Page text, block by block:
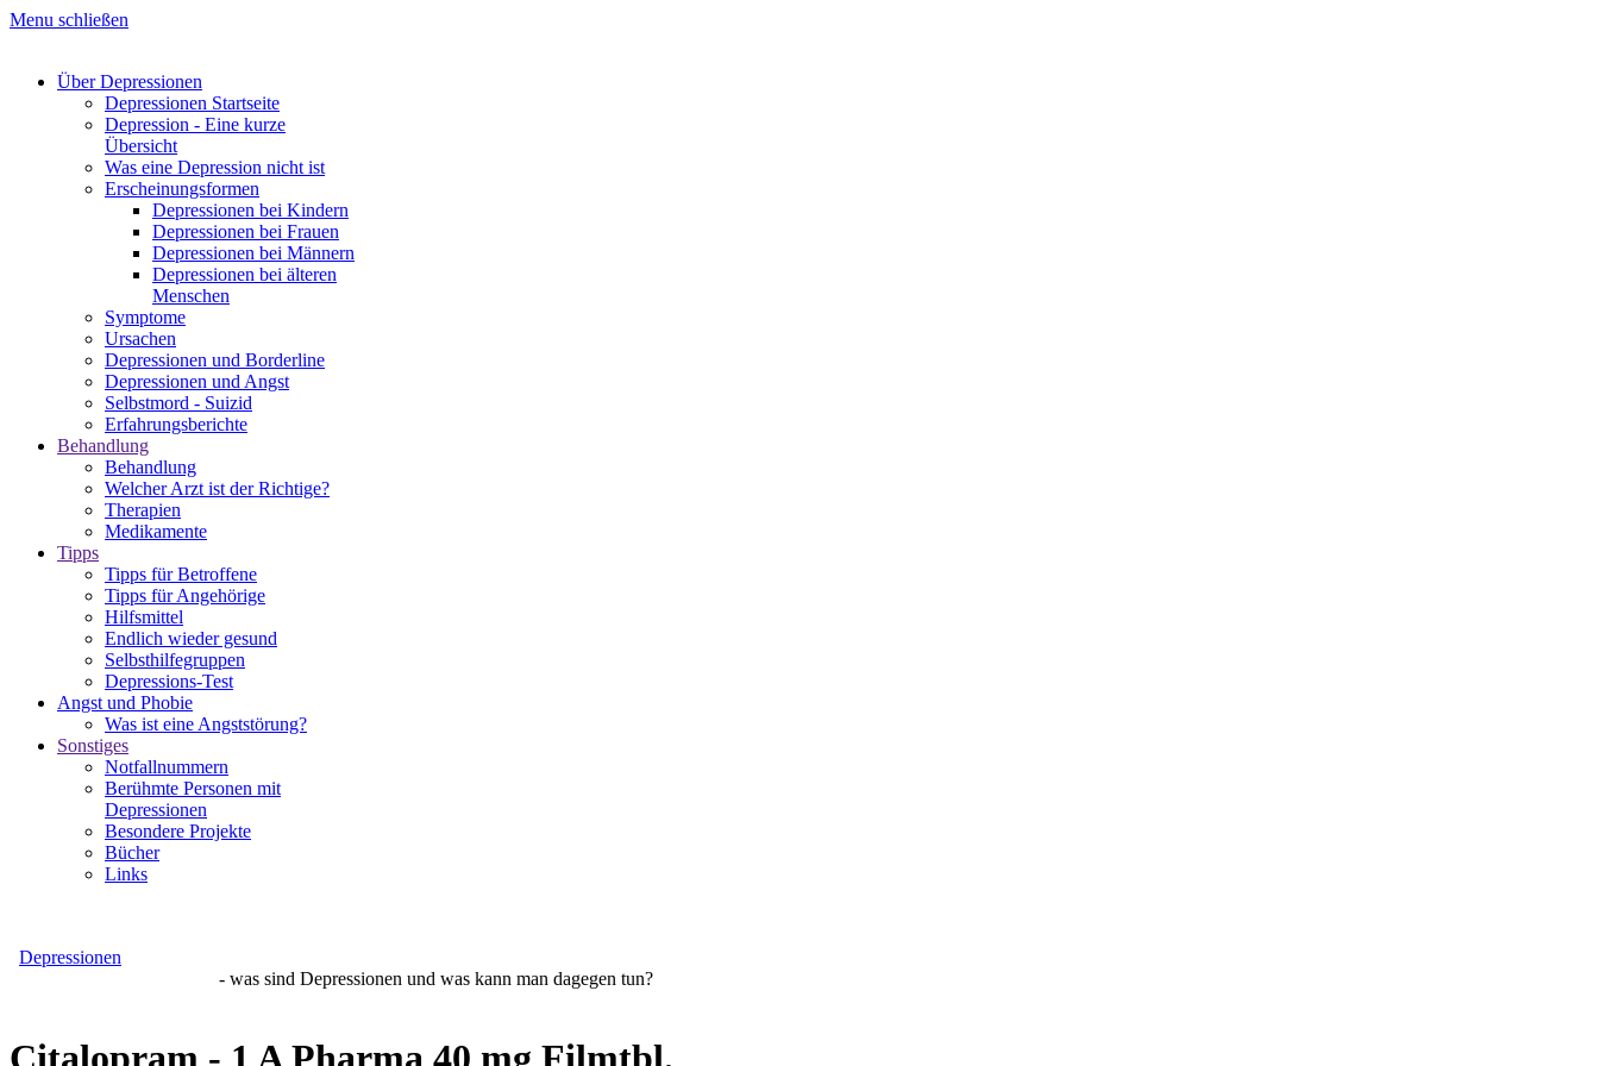
Menu schließen
Über Depressionen
Depressionen Startseite
Depression - Eine kurze
Übersicht
Was eine Depression nicht ist
Erscheinungsformen
Depressionen bei Kindern
Depressionen bei Frauen
Depressionen bei Männern
Depressionen bei älteren
Menschen
Symptome
Ursachen
Depressionen und Borderline
Depressionen und Angst
Selbstmord - Suizid
Erfahrungsberichte
Behandlung
Behandlung
Welcher Arzt ist der Richtige?
Therapien
Medikamente
Tipps
Tipps für Betroffene
Tipps für Angehörige
Hilfsmittel
Endlich wieder gesund
Selbsthilfegruppen
Depressions-Test
Angst und Phobie
Was ist eine Angststörung?
Sonstiges
Notfallnummern
Berühmte Personen mit
Depressionen
Besondere Projekte
Bücher
Links
Depressionen
- was sind Depressionen und was kann man dagegen tun?